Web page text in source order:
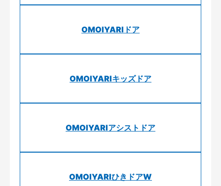
OMOIYARIドア
OMOIYARIキッズドア
OMOIYARIアシストドア
OMOIYARIひきドアW